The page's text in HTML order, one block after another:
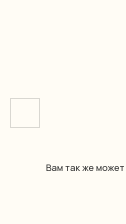
Вам так же может